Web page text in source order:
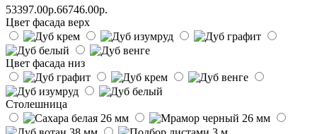
53397.00р.66746.00р.
Цвет фасада верх
Цвет фасада низ
Столешница